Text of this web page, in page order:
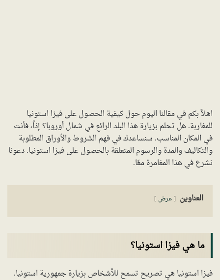
اهلاً بكم في مقالنا اليوم حول كيفية الحصول على فيزا استونيا
للمغاربة. هل تحلم بزيارة هذا البلد الرائع في شمال أوروبا؟ إذاً، فأنت
في المكان المناسب. سنساعدك في فهم الشروط والأوراق المطلوبة
والتكاليف والمدة والرسوم المتعلقة بالحصول على فيزا استونيا. دعونا
نشرع في هذا المغامرة معًا.
العناوين عرض
ما هي فيزا استونيا؟
فيزا استونيا هي تصريح تسمح للأشخاص بزيارة جمهورية استونيا.